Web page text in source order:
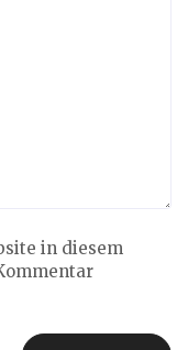
in diesem